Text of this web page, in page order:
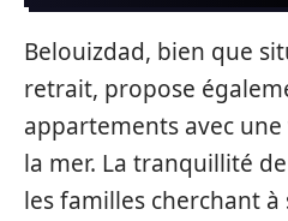
Belouizdad, bien que
retrait, propose
appartements avec
la mer. La tranquillité
les familles cherchant à